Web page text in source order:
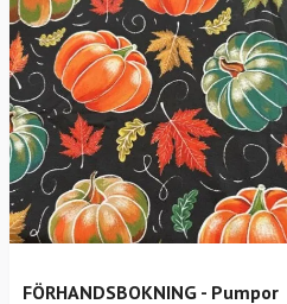
FÖRHANDSBOKNING - Pumpor